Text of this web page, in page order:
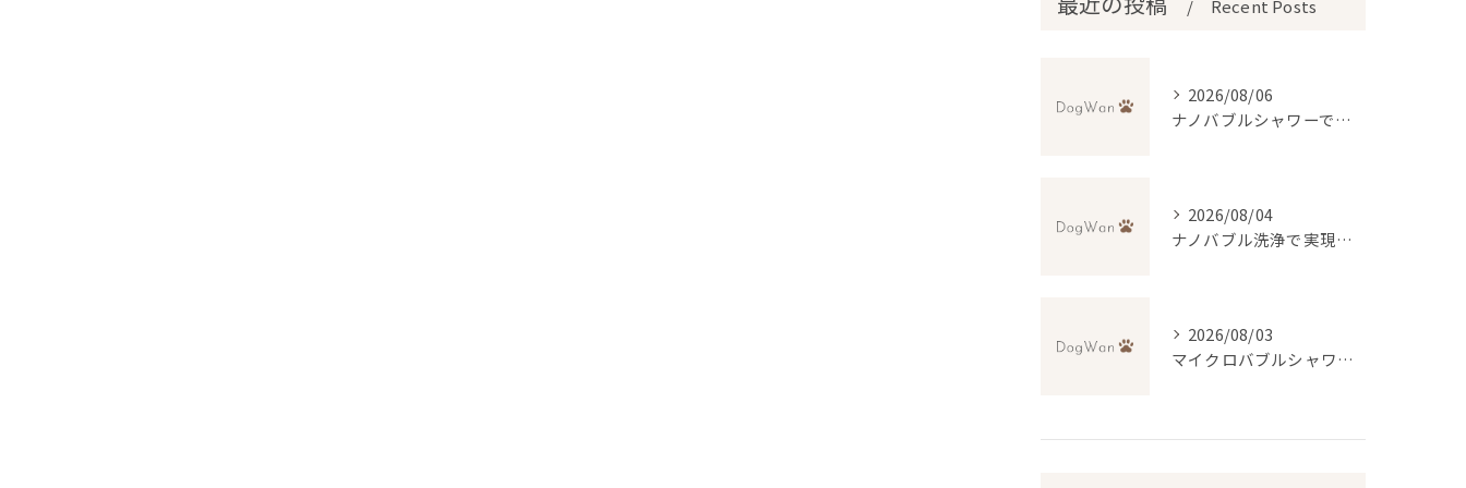
Recent Posts
2026/08/06
ナノバブルシャワーで叶えるペットの美肌ケア
2026/08/04
ナノバブル洗浄で実現するトリミングの新常識と無料送迎の便利さ
2026/08/03
マイクロバブルシャワーで変わるトリミング体験とは